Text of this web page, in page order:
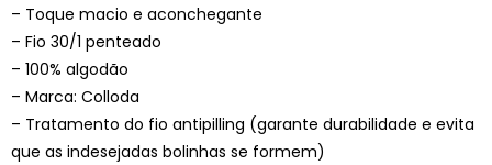
– Toque macio e aconchegante
– Fio 30/1 penteado
– 100% algodão
– Marca: Colloda
– Tratamento do fio antipilling (garante durabilidade e evita
que as indesejadas bolinhas se formem)